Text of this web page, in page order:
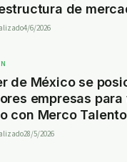
de
4/6/2026
de México se
empresas
con Merco
28/5/2026